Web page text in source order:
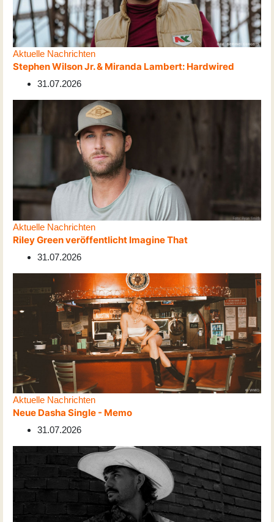
Aktuelle Nachrichten
Stephen Wilson Jr. & Miranda Lambert: Hardwired
31.07.2026
Aktuelle Nachrichten
Riley Green veröffentlicht Imagine That
31.07.2026
Aktuelle Nachrichten
Neue Dasha Single - Memo
31.07.2026